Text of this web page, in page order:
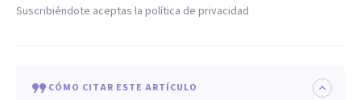
Suscribiéndote aceptas la política de privacidad
CÓMO CITAR ESTE ARTÍCULO